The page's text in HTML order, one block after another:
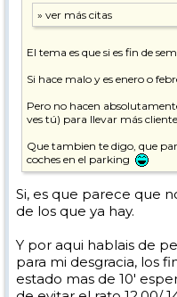
El tema es que si es fin de
Si hace malo y es enero o
Pero no hacen
ves tú) para llevar más
Que tambien te digo, que
coches en el parking
Si, es que parece que
de los que ya hay.
Y por aqui hablais de
para mi desgracia, los
estado mas de 10'